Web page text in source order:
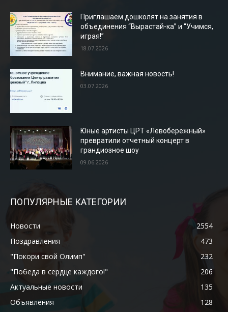
Приглашаем дошколят на занятия в
объединения “Вырастай-ка” и “Учимся,
играя!”
18.07.2026
Внимание, важная новость!
03.07.2026
Юные артисты ЦРТ «Левобережный»
превратили отчетный концерт в
грандиозное шоу
09.06.2026
ПОПУЛЯРНЫЕ КАТЕГОРИИ
Новости
2554
Поздравления
473
"Покори свой Олимп"
232
"Победа в сердце каждого!"
206
Актуальные новости
135
Объявления
128